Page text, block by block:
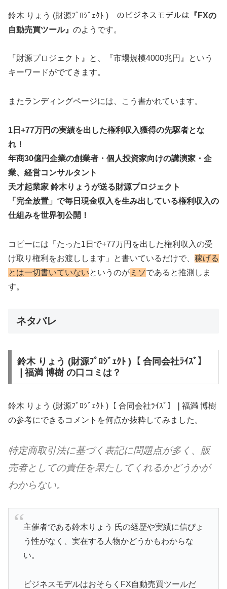
鈴木 りょう (財源ﾌﾟﾛｼﾞｪｸﾄ ) のビジネスモデルは 『FXの
自動売買ツール』 のようです。
『財源プロジェクト』と、『市場規模4000兆円』という
キーワードがでてきます。
またランディングページには、こう書かれています。
1日+77万円の実績を出した権利収入獲得の先駆者とな
れ！
年商30億円企業の創業者・個人投資家向けの講演家・企
業、経営コンサルタント
天才起業家 鈴木りょうが送る財源プロジェクト
「完全放置」で毎日現金収入を生み出している権利収入の
仕組みを世界初公開！
コピーには 「たった1日で+77万円を出した権利収入の受
け取り権利をお渡しします」
と書いているだけで、 稼げる
とは一切書いていないというのが ミソであると推測しま
す。
ネタバレ
鈴木 りょう (財源ﾌﾟﾛｼﾞｪｸﾄ )【 合同会社ﾗｲｽﾞ】
❘福満 博樹 の口コミは？
鈴木 りょう (財源ﾌﾟﾛｼﾞｪｸﾄ )【 合同会社ﾗｲｽﾞ】❘福満 博樹
の参考にできるコメントを何点か抜粋してみました。
特定商取引法に基づく表記に問題点が多く、販
売者としての責任を果たしてくれるかどうかが
わからない。
主催者である鈴木りょう 氏の経歴や実績に信ぴょ
う性がなく、実在する人物かどうかもわからな
い。
ビジネスモデルはおそらくFX自動売買ツールだ